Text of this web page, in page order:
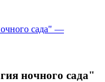
ночного сада"